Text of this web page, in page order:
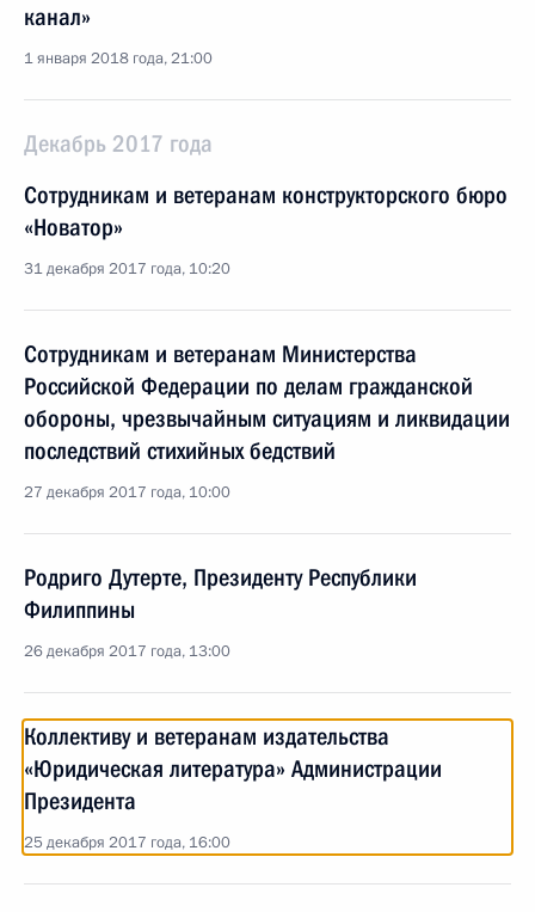
канал»
1 января 2018 года, 21:00
Декабрь 2017 года
Сотрудникам и ветеранам конструкторского бюро
«Новатор»
31 декабря 2017 года, 10:20
Сотрудникам и ветеранам Министерства
Российской Федерации по делам гражданской
обороны, чрезвычайным ситуациям и ликвидации
последствий стихийных бедствий
27 декабря 2017 года, 10:00
Родриго Дутерте, Президенту Республики
Филиппины
26 декабря 2017 года, 13:00
Коллективу и ветеранам издательства
«Юридическая литература» Администрации
Президента
25 декабря 2017 года, 16:00